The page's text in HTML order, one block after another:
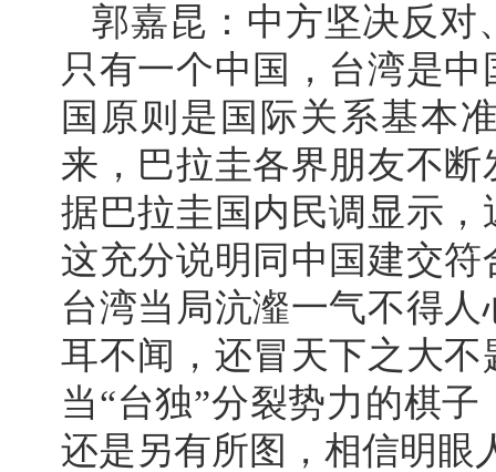
郭嘉昆：中方坚决反对
只有一个中国，台湾是
国原则是国际关系基本
来，巴拉圭各界朋友不
据巴拉圭国内民调显示
这充分说明同中国建交
台湾当局沆瀣一气不得
耳不闻，还冒天下之大
当“台独”分裂势力的棋
还是另有所图，相信明眼